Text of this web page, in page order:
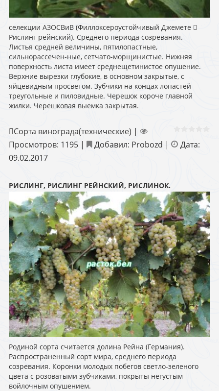
селекции АЗОСВиВ (Филлоксероустойчивый Джемете 
Рислинг рейнский). Среднего периода созревания.
Листья средней величины, пятилопастные,
сильнорассечен-ные, сетчато-морщинистые. Нижняя
поверхность листа имеет среднещетинистое опушение.
Верхние вырезки глубокие, в основном закрытые, с
яйцевидным просветом. Зубчики на концах лопастей
треугольные и пиловидные. Черешок короче главной
жилки. Черешковая выемка закрытая.
Сорта винограда(технические) |
Просмотров: 1195 | Добавил: Probozd |
Дата:
09.02.2017
РИСЛИНГ, РИСЛИНГ РЕЙНСКИЙ, РИСЛИНОК.
Родиной сорта считается долина Рейна (Германия).
Распространенный сорт мира, среднего периода
созревания. Коронки молодых побегов светло-зеленого
цвета с розоватыми зубчиками, покрыты негустым
войлочным опушением.